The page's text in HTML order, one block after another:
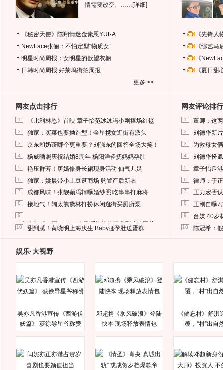
情需要改变。…… [详细]
《秘密天使》陈翔情迷金素恩YURA
NewFace张俪：不怕定型“物质女”
明星时尚周报：女明星的欲望衣橱
日韩时尚周报 好莱坞街拍周报
更多 >>
《先锋
《综艺
《
《夏日
网友点击排行
1 《比利林恩》首映 章子怡范冰冰冯小刚捧场红毯
2 独家：买菜也要拗造型！金星携女逛街有派头
3 京东和奶茶哪个更重要？刘强东的回答全场大笑！
4 杨威晒照庆祝结婚8周年 杨阳洋轻抚妈妈孕肚
5 艳压群芳！唐嫣修身长裙现身活动 仙气儿足
6 独家：姚晨带小土豆逛商场 购置产后新衣
7 成都风味！张靓颖冯轲曝婚纱照 吃串串打麻将
8 接地气！阔太熊黛林打扮休闲逛街买厕所泵
9
马蓉离婚后，砸1000万人民币给媒体要求删掉这照片
10 甜到腻！黄晓明上海庆生 Baby挺孕肚送蛋糕
网友评论排行
1 董卿：这
2 刘德华新
3 为救母女
4 刘德华扮
5 章子怡斥
6 律师：于
7 王力宏否
8 王刚自曝7
9 台媒:40岁
10 陈冠希：
娱乐·大视野
吴亦凡香港宣传《西游伏
妖篇》 获徐导星爷称赞
邓超携《乘风破浪》登陆
快本 现场释放表情包
《健忘村》舒淇
覆，“村”出自